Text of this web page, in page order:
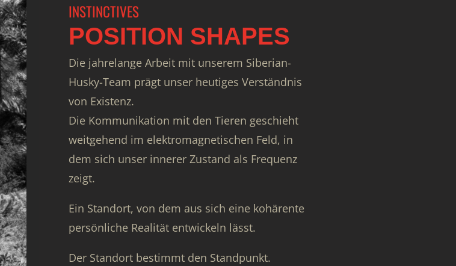
INSTINCTIVES
POSITION SHAPES
Die jahrelange Arbeit mit unserem Siberian-
Husky-Team prägt unser heutiges Verständnis
von Existenz.
Die Kommunikation mit den Tieren geschieht
weitgehend im elektromagnetischen Feld, in
dem sich unser innerer Zustand als Frequenz
zeigt.
Ein Standort, von dem aus sich eine kohärente
persönliche Realität entwickeln lässt.
Der Standort bestimmt den Standpunkt.